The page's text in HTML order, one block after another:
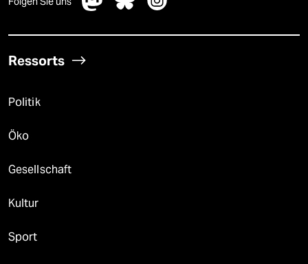
Ressorts
Politik
Öko
Gesellschaft
Kultur
Sport